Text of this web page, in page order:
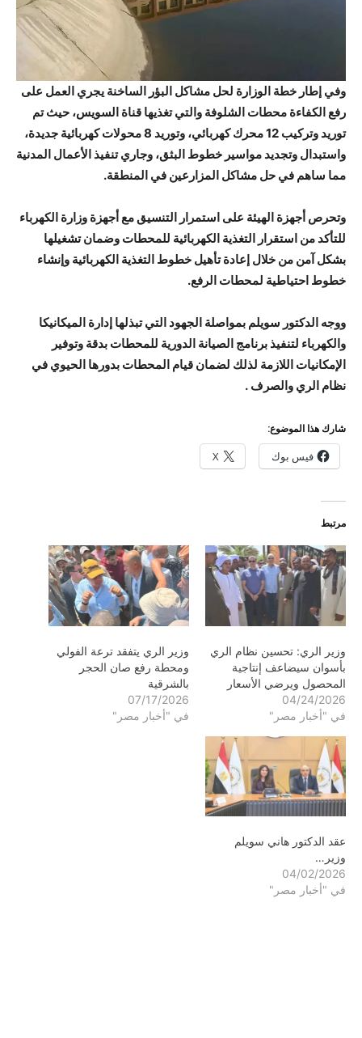
وفي إطار خطة الوزارة لحل مشاكل البؤر الساخنة يجري العمل على
رفع الكفاءة محطات الشلوفة والتي تغذيها قناة السويس، حيث تم
توريد وتركيب 12 محرك كهربائي، وتوريد 8 محولات كهربائية جديدة،
واستبدال وتجديد مواسير خطوط البثق، وجاري تنفيذ الأعمال المدنية
مما ساهم في حل مشاكل المزارعين في المنطقة.
وتحرص أجهزة الهيئة على استمرار التنسيق مع أجهزة وزارة الكهرباء
للتأكد من استقرار التغذية الكهربائية للمحطات وضمان تشغيلها
بشكل آمن من خلال إعادة تأهيل خطوط التغذية الكهربائية وإنشاء
خطوط احتياطية لمحطات الرفع.
ووجه الدكتور سويلم بمواصلة الجهود التي تبذلها إدارة الميكانيكا
والكهرباء لتنفيذ برنامج الصيانة الدورية للمحطات بدقة وتوفير
الإمكانيات اللازمة لذلك لضمان قيام المحطات بدورها الحيوي في
نظام الري والصرف .
شارك هذا الموضوع:
فيس بوك X
مرتبط
وزير الري: تحسين نظام الري
بأسوان سيضاعف إنتاجية
المحصول ويرضي الأسعار
04/24/2026
في "أخبار مصر"
وزير الري يتفقد ترعة الفولي
ومحطة رفع صان الحجر
بالشرقية
07/17/2026
في "أخبار مصر"
عقد الدكتور هاني سويلم
وزير…
04/02/2026
في "أخبار مصر"